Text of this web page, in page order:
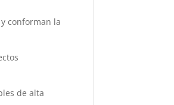
conforman la
de alta